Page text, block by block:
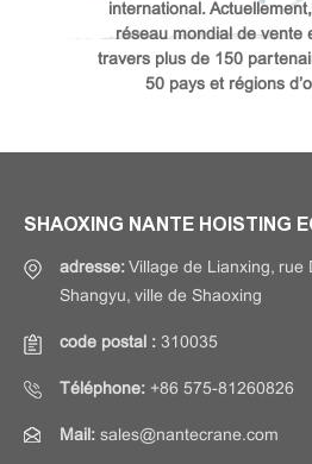
international.
réseau mondial de vente
travers plus de 150
50 pays et régions
SHAOXING NANTE HOISTING
adresse: Village de Lianxing, rue
Shangyu, ville de Shaoxing
code postal : 310035
Téléphone: +86 575-81260826
Mail: sales@nantecrane.com